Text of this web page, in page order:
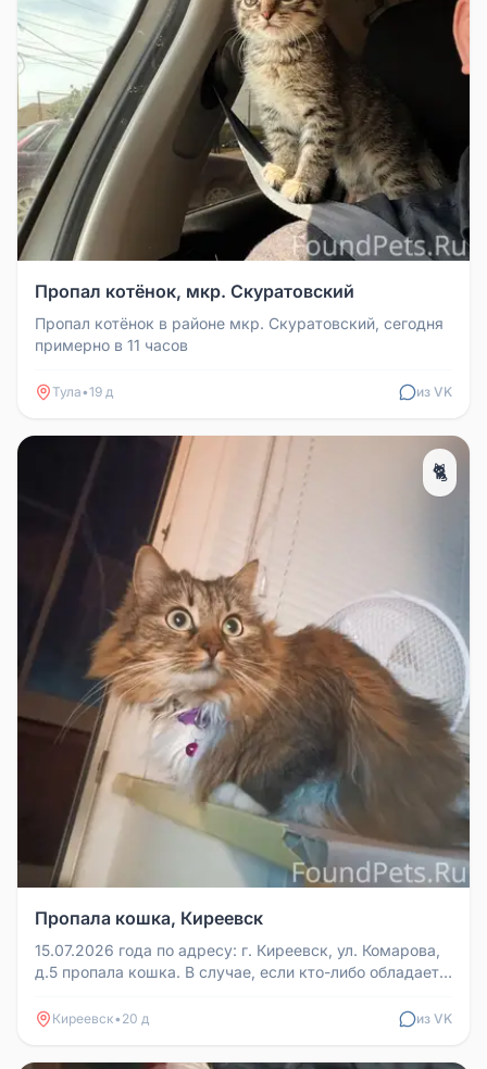
Пропал котёнок, мкр. Скуратовский
Пропал котёнок в районе мкр. Скуратовский, сегодня
примерно в 11 часов
Тула•19 д из VK
🐈
Пропала кошка, Киреевск
15.07.2026 года по адресу: г. Киреевск, ул. Комарова,
д.5 пропала кошка. В случае, если кто-либо обладает
Киреевск• 20 д из VK